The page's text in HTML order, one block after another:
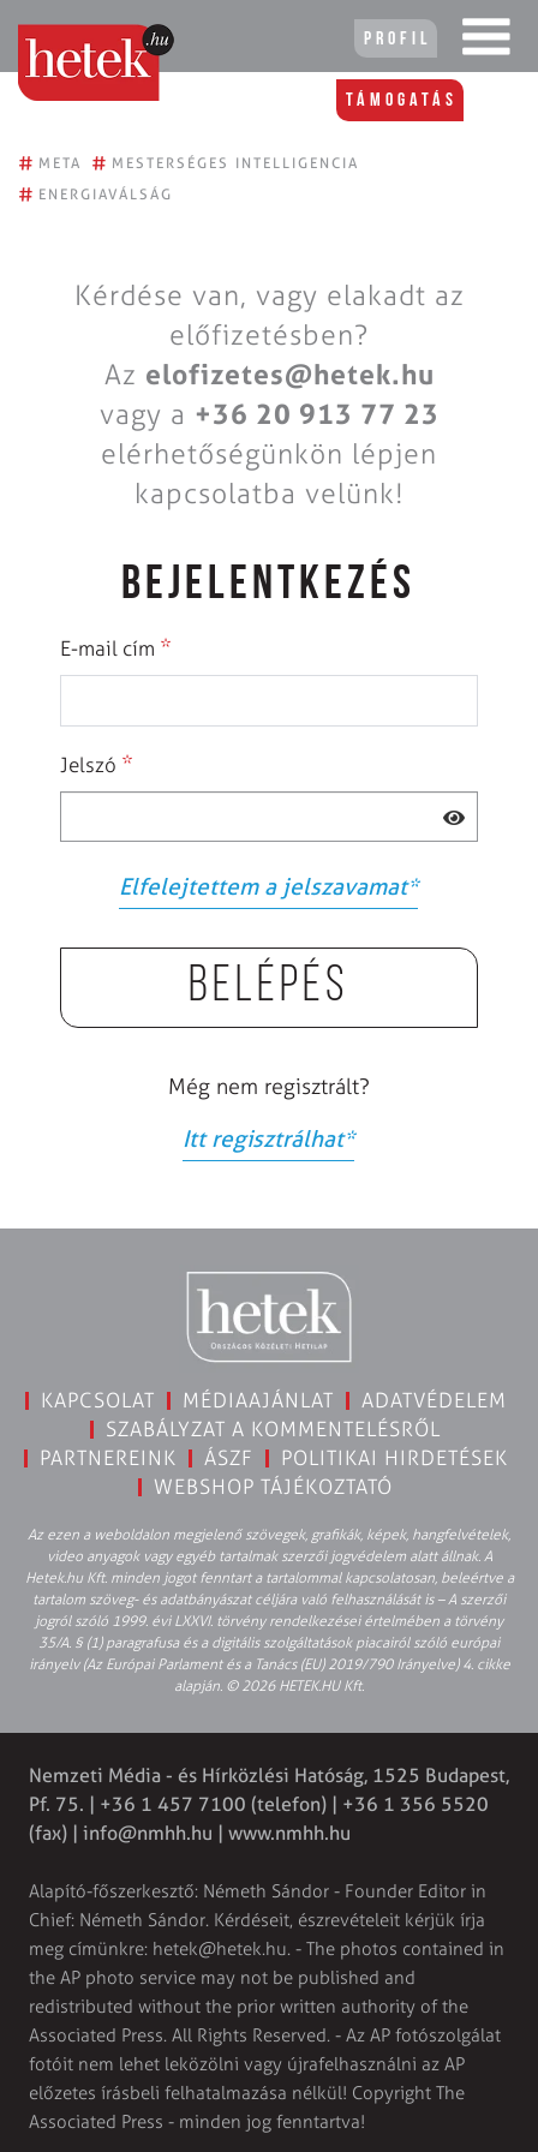
Profil
Támogatás
# META # MESTERSÉGES INTELLIGENCIA
# ENERGIAVÁLSÁG
Kérdése van, vagy elakadt az
előfizetésben?
Az elofizetes@hetek.hu
vagy a +36 20 913 77 23
elérhetőségünkön lépjen
kapcsolatba velünk!
BEJELENTKEZÉS
E-mail cím *
Jelszó *
Elfelejtettem a jelszavamat*
Belépés
Még nem regisztrált?
Itt regisztrálhat*
KAPCSOLAT MÉDIAAJÁNLAT
ADATVÉDELEM
SZABÁLYZAT A KOMMENTELÉSRŐL
PARTNEREINK
ÁSZF
POLITIKAI HIRDETÉSEK
WEBSHOP TÁJÉKOZTATÓ
Az ezen a weboldalon megjelenő szövegek, grafikák, képek, hangfelvételek,
video anyagok vagy egyéb tartalmak szerzői jogvédelem alatt állnak. A
Hetek.hu Kft. minden jogot fenntart a tartalommal kapcsolatosan, beleértve a
tartalom szöveg- és adatbányászat céljára való felhasználását is – A szerzői
jogról szóló 1999. évi LXXVI. törvény rendelkezései értelmében a törvény
35/A. § (1) paragrafusa és a digitális szolgáltatások piacairól szóló európai
irányelv (Az Európai Parlament és a Tanács (EU) 2019/790 Irányelve) 4. cikke
alapján. © 2026 HETEK.HU Kft.
Nemzeti Média - és Hírközlési Hatóság, 1525 Budapest,
Pf. 75. | +36 1 457 7100 (telefon) | +36 1 356 5520
(fax) | info@nmhh.hu | www.nmhh.hu
Alapító-főszerkesztő: Németh Sándor - Founder Editor in
Chief: Németh Sándor. Kérdéseit, észrevételeit kérjük írja
meg címünkre: hetek@hetek.hu. - The photos contained in
the AP photo service may not be published and
redistributed without the prior written authority of the
Associated Press. All Rights Reserved. - Az AP fotószolgálat
fotóit nem lehet leközölni vagy újrafelhasználni az AP
előzetes írásbeli felhatalmazása nélkül! Copyright The
Associated Press - minden jog fenntartva!